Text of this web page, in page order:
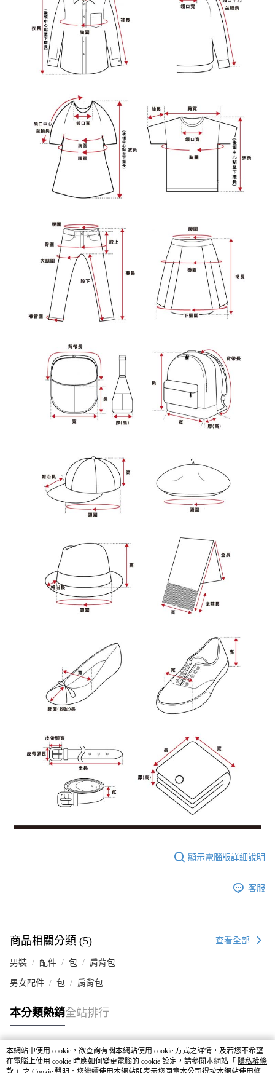
顯示電腦版詳細說明
客服
商品相關分類 (5) 查看全部
男裝 配件 包 肩背包
男女配件 包 肩背包
本分類熱銷全站排行
熱門標籤
本網站中使用 cookie，欲查詢有關本網站使用 cookie 方式之詳情，及若您不希望
在電腦上使用 cookie 時應如何變更電腦的 cookie 設定，請參閱本網站「 隱私權條